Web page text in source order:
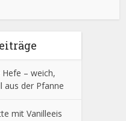
– weich,
aus der Pfanne
mit Vanilleeis